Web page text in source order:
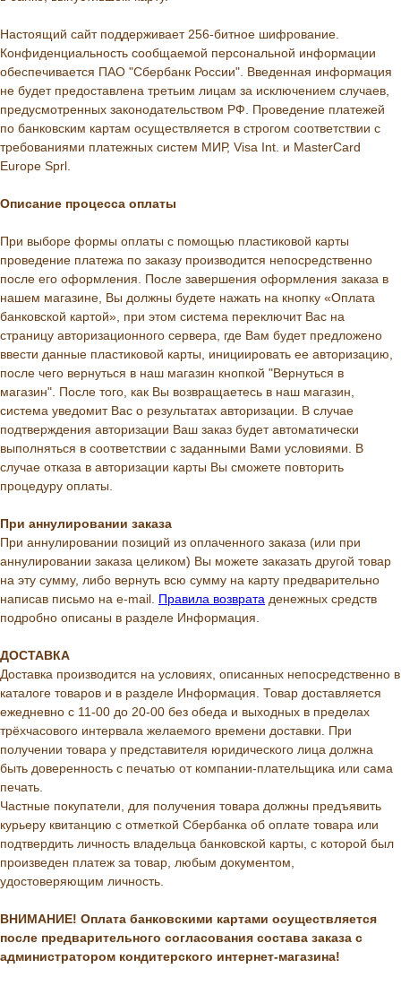
Настоящий сайт поддерживает 256-битное шифрование.
Конфиденциальность сообщаемой персональной информации
обеспечивается ПАО "Сбербанк России". Введенная информация
не будет предоставлена третьим лицам за исключением случаев,
предусмотренных законодательством РФ. Проведение платежей
по банковским картам осуществляется в строгом соответствии с
требованиями платежных систем МИР, Visa Int. и MasterCard
Europe Sprl.
Описание процессa оплаты
При выборе формы оплаты с помощью пластиковой карты
проведение платежа по заказу производится непосредственно
после его оформления. После завершения оформления заказа в
нашем магазине, Вы должны будете нажать на кнопку «Оплата
банковской картой», при этом система переключит Вас на
страницу авторизационного сервера, где Вам будет предложено
ввести данные пластиковой карты, инициировать ее авторизацию,
после чего вернуться в наш магазин кнопкой "Вернуться в
магазин". После того, как Вы возвращаетесь в наш магазин,
система уведомит Вас о результатах авторизации. В случае
подтверждения авторизации Ваш заказ будет автоматически
выполняться в соответствии с заданными Вами условиями. В
случае отказа в авторизации карты Вы сможете повторить
процедуру оплаты.
При аннулировании заказа
При аннулировании позиций из оплаченного заказа (или при
аннулировании заказа целиком) Вы можете заказать другой товар
на эту сумму, либо вернуть всю сумму на карту предварительно
написав письмо на e-mail. Правила возврата денежных средств
подробно описаны в разделе Информация.
ДОСТАВКА
Доставка производится на условиях, описанных непосредственно в
каталоге товаров и в разделе Информация. Товар доставляется
ежедневно с 11-00 до 20-00 без обеда и выходных в пределах
трёхчасового интервала желаемого времени доставки. При
получении товара у представителя юридического лица должна
быть доверенность с печатью от компании-плательщика или сама
печать.
Частные покупатели, для получения товара должны предъявить
курьеру квитанцию с отметкой Сбербанка об оплате товара или
подтвердить личность владельца банковской карты, с которой был
произведен платеж за товар, любым документом,
удостоверяющим личность.
ВНИМАНИЕ! Оплата банковскими картами осуществляется
после предварительного согласования состава заказа с
администратором кондитерского интернет-магазина!